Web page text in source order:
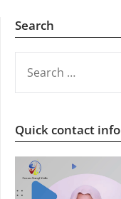
Search
FOR:
Quick contact info